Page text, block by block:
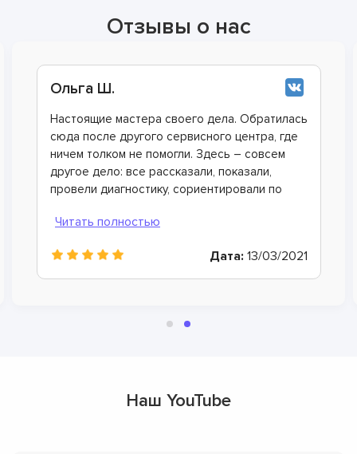
Отзывы о нас
Анна О.
Смотрел многочисленные ролики на ютуб,
хотел сделать ремонт самостоятельно чтоб
сэкономить, а в итоге только время потерял.
Хорошо коллега дал контакты этого
сервисного центра, теперь всегда сюда буду
мастера, произвели ремонт быстро и дали
Дата:25/09/2021
Наш YouTube